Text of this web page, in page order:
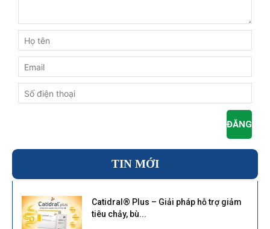
TIN MỚI
Catidral® Plus – Giải pháp hỗ trợ giảm
tiêu chảy, bù...